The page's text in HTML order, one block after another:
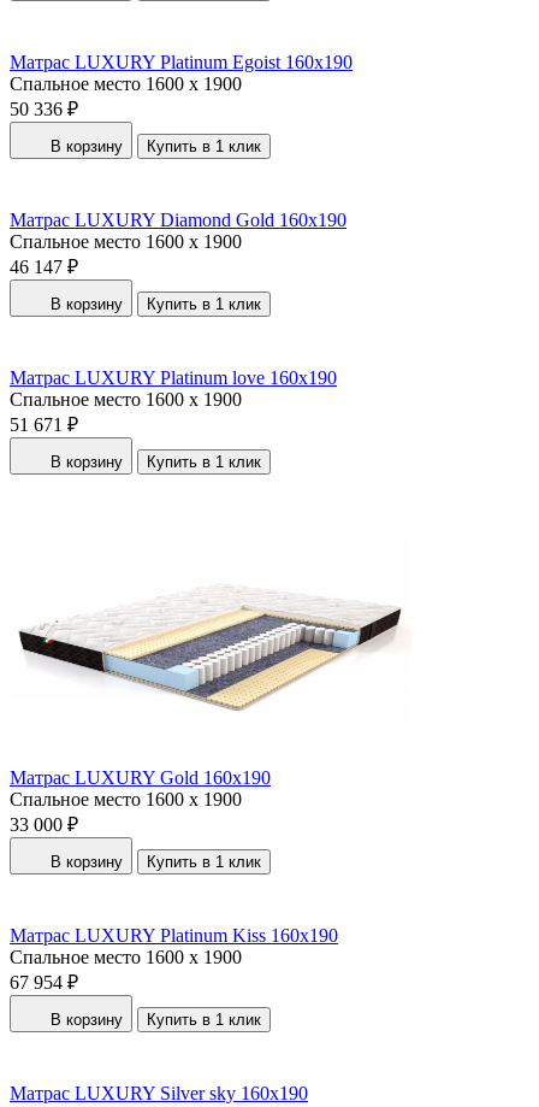
Матрас LUXURY Platinum Egoist 160x190
Спальное место 1600 x 1900
50 336 ₽
В корзину Купить в 1 клик
Матрас LUXURY Diamond Gold 160x190
Спальное место 1600 x 1900
46 147 ₽
В корзину Купить в 1 клик
Матрас LUXURY Platinum love 160x190
Спальное место 1600 x 1900
51 671 ₽
В корзину Купить в 1 клик
Матрас LUXURY Gold 160x190
Спальное место 1600 x 1900
33 000 ₽
В корзину Купить в 1 клик
Матрас LUXURY Platinum Kiss 160x190
Спальное место 1600 x 1900
67 954 ₽
В корзину Купить в 1 клик
Матрас LUXURY Silver sky 160x190